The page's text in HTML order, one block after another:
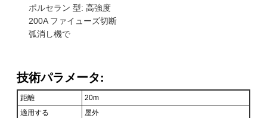
ポルセラン 型: 高強度
200A ファイューズ切断
弧消し機で
技術パラメータ:
距離
20m
適用する
屋外